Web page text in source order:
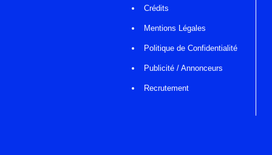
Crédits
Mentions Légales
Politique de Confidentialité
Publicité / Annonceurs
Recrutement